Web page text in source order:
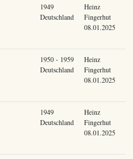
1949
Deutschland
Heinz
Fingerhut
08.01.2025
1950 - 1959
Deutschland
Heinz
Fingerhut
08.01.2025
1949
Deutschland
Heinz
Fingerhut
08.01.2025